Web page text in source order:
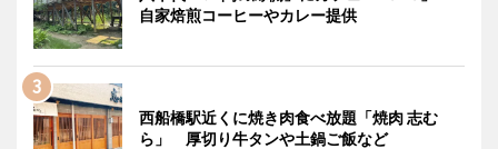
自家焙煎コーヒーやカレー提供
西船橋駅近くに焼き肉食べ放題「焼肉 志む
ら」 厚切り牛タンや土鍋ご飯など